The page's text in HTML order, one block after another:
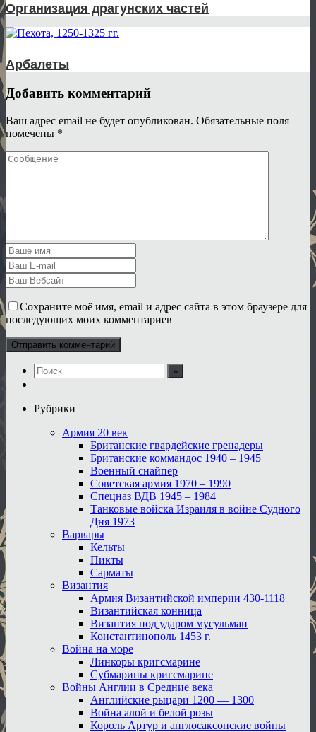
Организация драгунских частей
Арбалеты
Добавить комментарий
Ваш адрес email не будет опубликован. Обязательные поля
помечены *
Сохраните моё имя, email и адрес сайта в этом браузере для
последующих моих комментариев
Рубрики
Армия 20 век
Британские гвардейские гренадеры
Британские коммандос 1940 – 1945
Военный снайпер
Советская армия 1970 – 1990
Спецназ ВДВ 1945 – 1984
Танковые войска Израиля в войне Судного
Дня 1973
Варвары
Кельты
Пикты
Сарматы
Византия
Армия Византийской империи 430-1118
Византийская конница
Византия под ударом мусульман
Константинополь 1453 г.
Война на море
Линкоры кригсмарине
Субмарины кригсмарине
Войны Англии в Средние века
Английские рыцари 1200 — 1300
Война алой и белой розы
Король Артур и англосаксонские войны